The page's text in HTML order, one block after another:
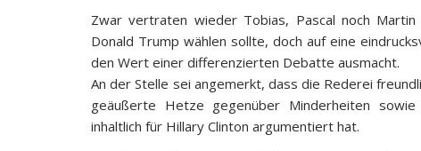
Zwar vertraten wieder Tobias, Pascal noch
Donald Trump wählen sollte, doch auf eine
den Wert einer differenzierten Debatte ausmacht.
An der Stelle sei angemerkt, dass die Rederei
geäußerte Hetze gegenüber Minderheiten
inhaltlich für Hillary Clinton argumentiert hat.